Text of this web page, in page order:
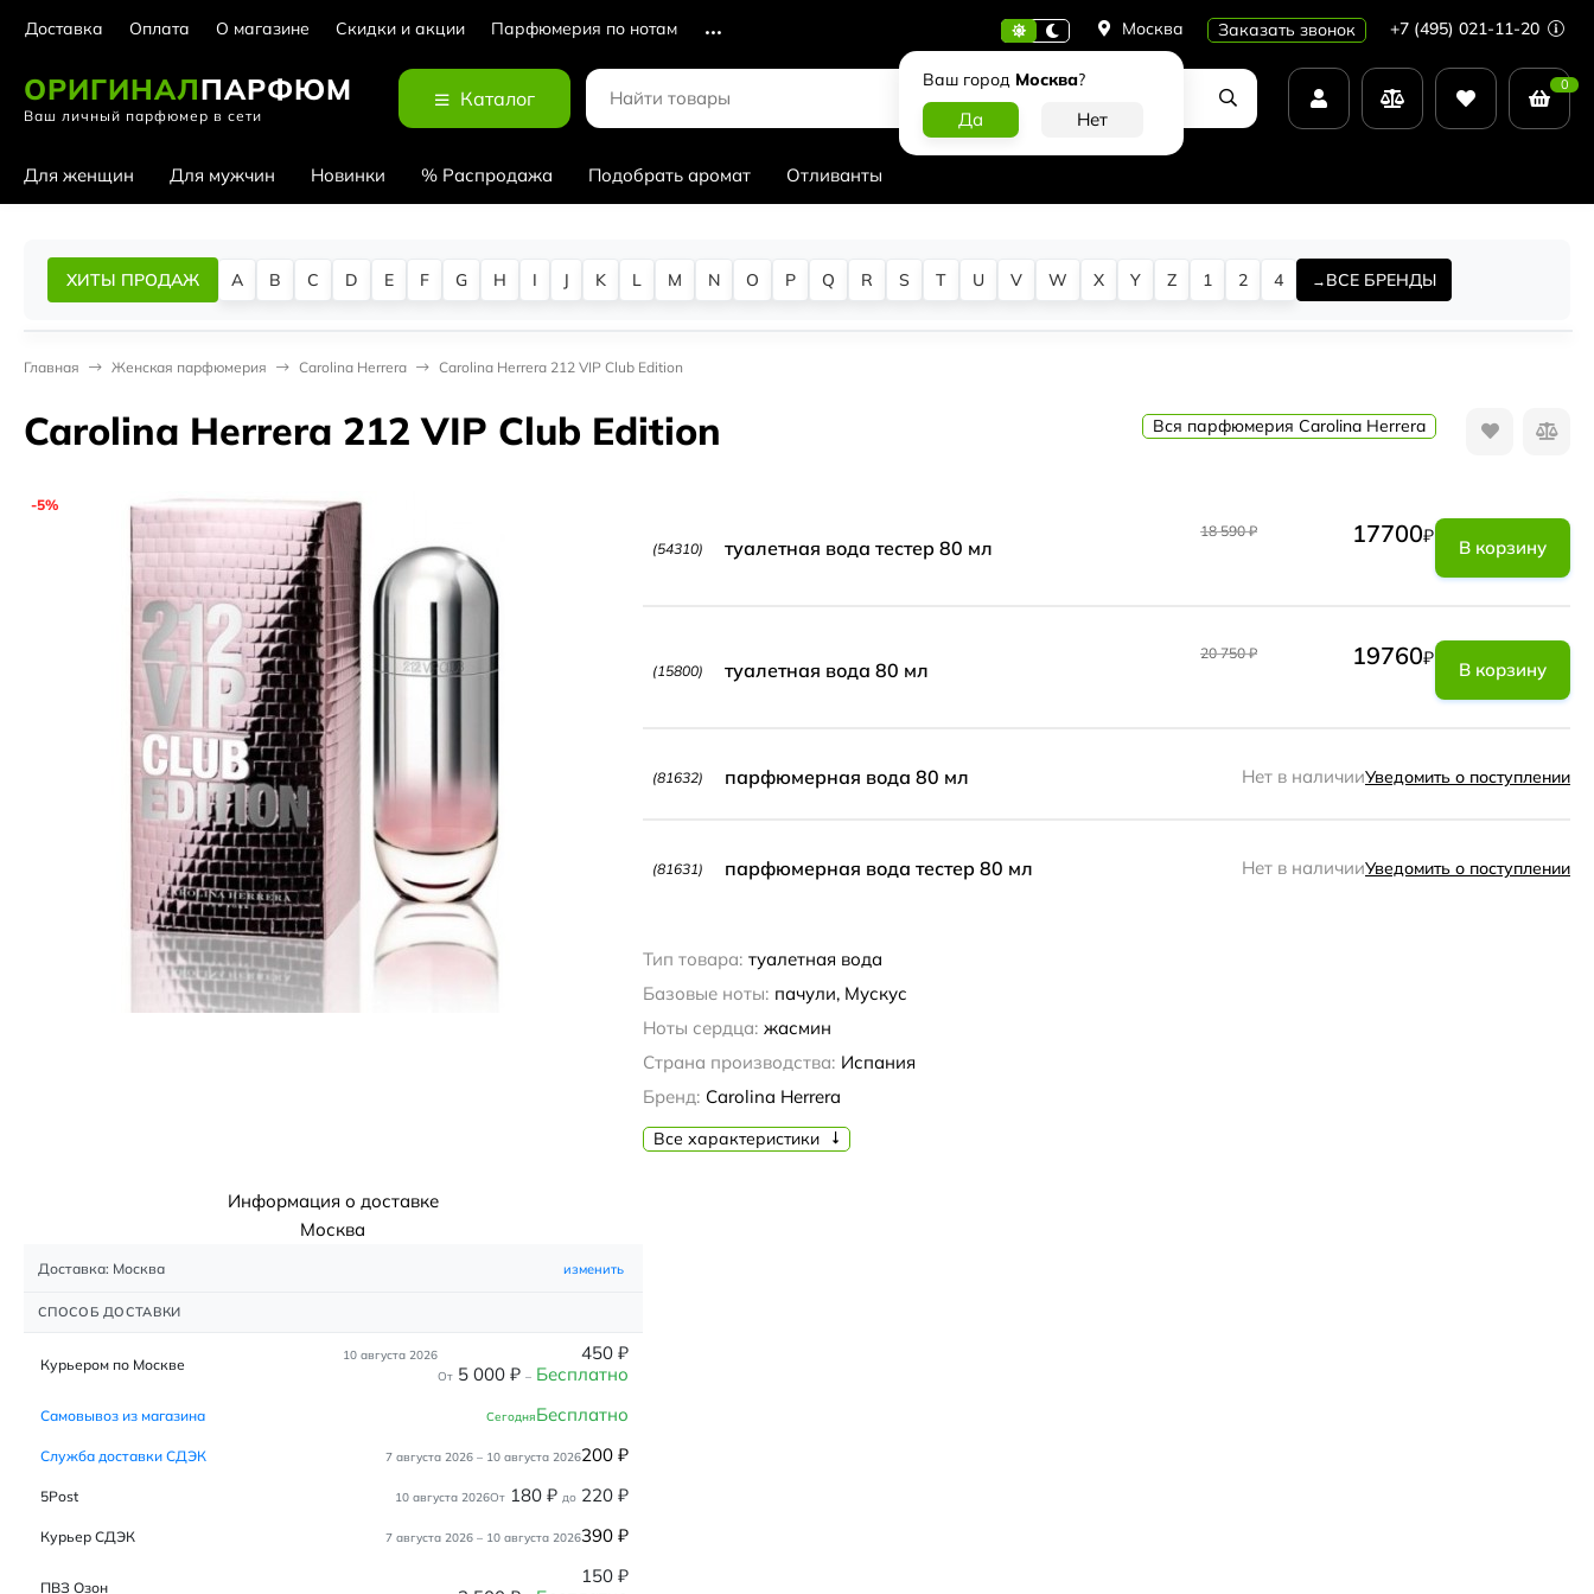
Доставка Оплата О магазине Скидки и акции Парфюмерия по нотам Москва
Ваш город Москва?
Заказать звонок +7 (495) 021-11-20
ОРИГИНАЛПАРФЮМ
Ваш личный парфюмер в сети
Каталог
0
Для женщин Для мужчин Новинки % Распродажа Подобрать аромат Отливанты
ХИТЫ ПРОДАЖ A B C D E F G H I J K L M N O P Q R S T U V W X Y Z 1 2 4 ВСЕ БРЕНДЫ
Главная Женская парфюмерия Carolina Herrera Carolina Herrera 212 VIP Club Edition
Carolina Herrera 212 VIP Club Edition Вся парфюмерия Carolina Herrera
-5%
(54310) туалетная вода тестер 80 мл
18 590₽ 17700₽
В корзину
(15800) туалетная вода 80 мл
20 750₽ 19760₽
В корзину
(81632) парфюмерная вода 80 мл Нет в наличииУведомить о поступлении
(81631) парфюмерная вода тестер 80 мл Нет в наличииУведомить о поступлении
Тип товара: туалетная вода
Базовые ноты: пачули, Мускус
Ноты сердца: жасмин
Страна производства: Испания
Бренд: Carolina Herrera
Все характеристики
Информация о доставке
Москва
Доставка: Москва изменить
СПОСОБ ДОСТАВКИ
Курьером по Москве 10 августа 2026 450 ₽
От 5 000 ₽ – Бесплатно
Самовывоз из магазина СегодняБесплатно
Служба доставки СДЭК 7 августа 2026 – 10 августа 2026200 ₽
5Post 10 августа 2026От 180 ₽ до 220 ₽
Курьер СДЭК 7 августа 2026 – 10 августа 2026390 ₽
ПВЗ Озон 150 ₽